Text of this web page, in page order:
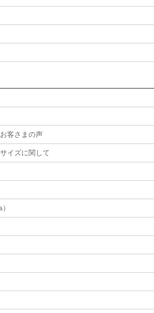
客さまの声
イズに関して